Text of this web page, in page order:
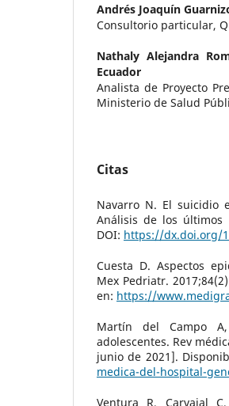
Andrés Joaquín
Consultorio particular,
Nathaly Alejandra
Ecuador
Analista de Proyecto
Ministerio de Salud
Citas
Navarro N. El suicidio
Análisis de los últimos
DOI: https://dx.doi.org/
Cuesta D. Aspectos
Mex Pedriatr.
en: https://
Martín del Campo
adolescentes. Rev
junio de 2021].
medica-del-hospital-
Ventura R, Carvajal